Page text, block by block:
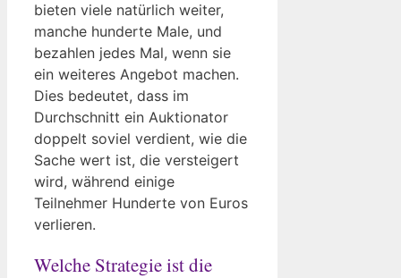
bieten viele natürlich weiter,
manche hunderte Male, und
bezahlen jedes Mal, wenn sie
ein weiteres Angebot machen.
Dies bedeutet, dass im
Durchschnitt ein Auktionator
doppelt soviel verdient, wie die
Sache wert ist, die versteigert
wird, während einige
Teilnehmer Hunderte von Euros
verlieren.
Welche Strategie ist die